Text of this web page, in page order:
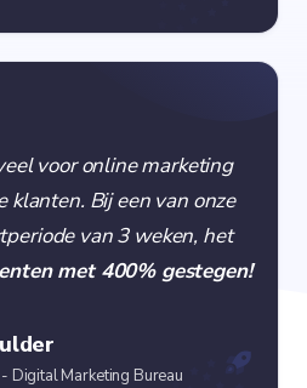
voor online marketing
klanten. Bij een van onze
van 3 weken, het
met 400% gestegen!
Digital Marketing Bureau